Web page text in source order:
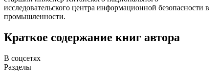
исследовательского центра информационной безопасности в
промышленности.
Краткое содержание книг автора
В соцсетях
Разделы